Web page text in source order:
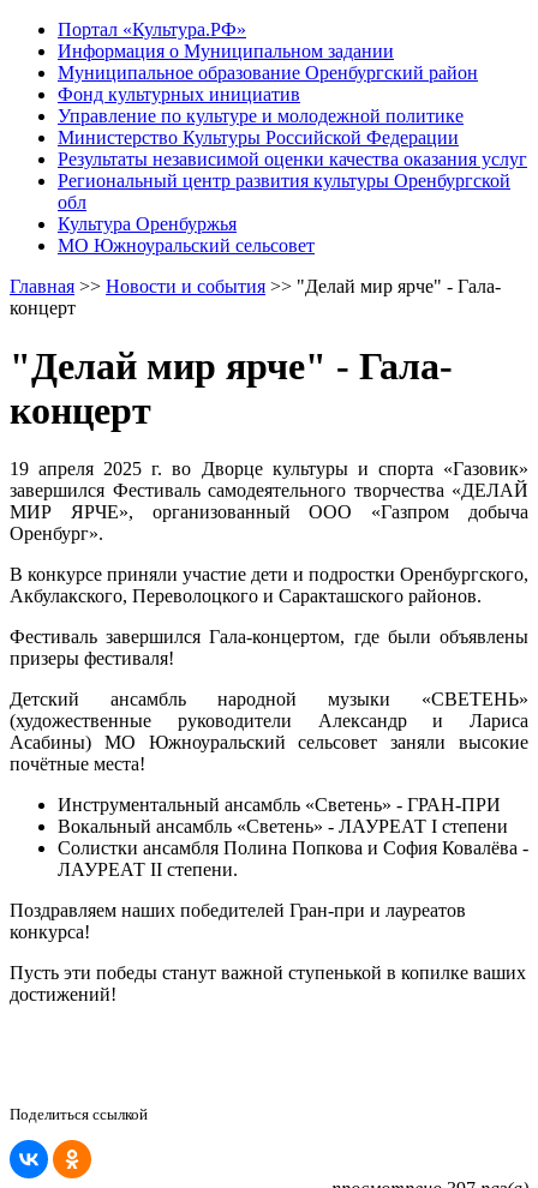
Портал «Культура.РФ»
Информация о Муниципальном задании
Муниципальное образование Оренбургский район
Фонд культурных инициатив
Управление по культуре и молодежной политике
Министерство Культуры Российской Федерации
Результаты независимой оценки качества оказания услуг
Региональный центр развития культуры Оренбургской
обл
Культура Оренбуржья
МО Южноуральский сельсовет
Главная >> Новости и события >> "Делай мир ярче" - Гала-
концерт
"Делай мир ярче" - Гала-
концерт
19 апреля 2025 г. во Дворце культуры и спорта «Газовик»
завершился Фестиваль самодеятельного творчества «ДЕЛАЙ
МИР ЯРЧЕ», организованный ООО «Газпром добыча
Оренбург».
В конкурсе приняли участие дети и подростки Оренбургского,
Акбулакского, Переволоцкого и Саракташского районов.
Фестиваль завершился Гала-концертом, где были объявлены
призеры фестиваля!
Детский ансамбль народной музыки «СВЕТЕНЬ»
(художественные руководители Александр и Лариса
Асабины) МО Южноуральский сельсовет заняли высокие
почётные места!
Инструментальный ансамбль «Светень» - ГРАН-ПРИ
Вокальный ансамбль «Светень» - ЛАУРЕАТ I степени
Солистки ансамбля Полина Попкова и София Ковалёва -
ЛАУРЕАТ II степени.
Поздравляем наших победителей Гран-при и лауреатов
конкурса!
Пусть эти победы станут важной ступенькой в копилке ваших
достижений!
Поделиться ссылкой